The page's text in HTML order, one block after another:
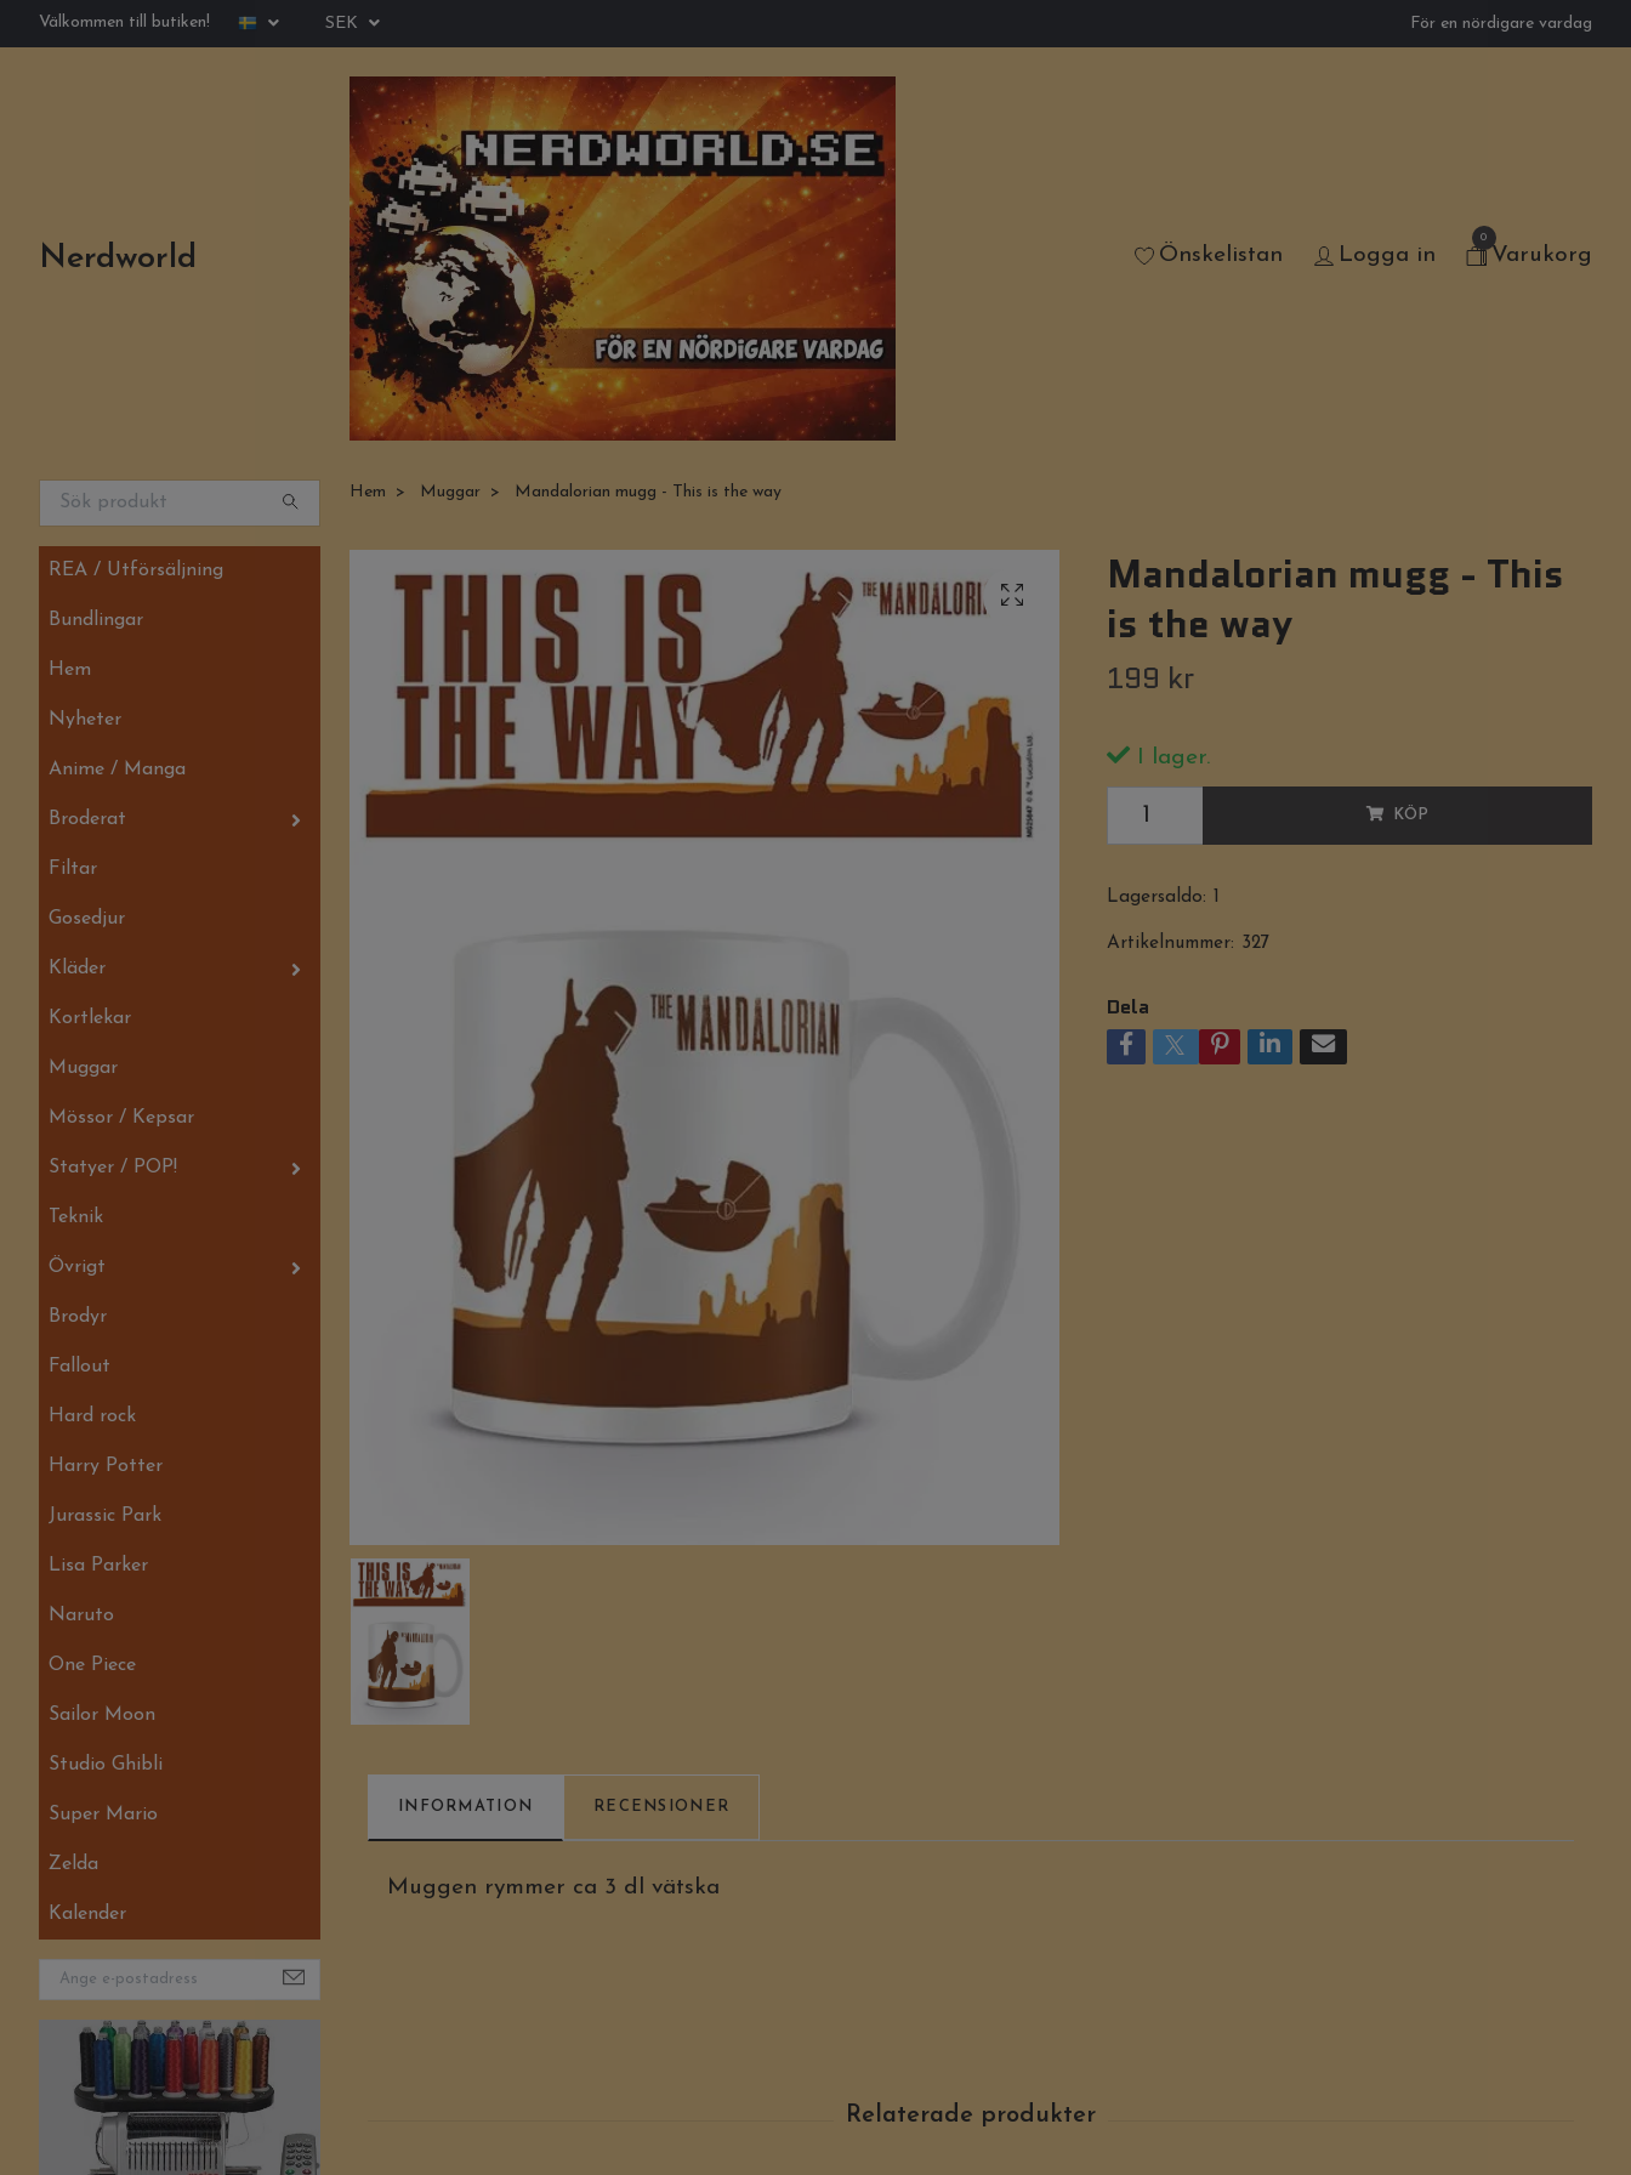
Välkommen till butiken! SEK För en nördigare vardag
Nerdworld Önskelistan Logga in
0
Varukorg
REA / Utförsäljning
Bundlingar
Hem
Nyheter
Anime / Manga
Broderat
Filtar
Gosedjur
Kläder
Kortlekar
Muggar
Mössor / Kepsar
Statyer / POP!
Teknik
Övrigt
Brodyr
Fallout
Hard rock
Harry Potter
Jurassic Park
Lisa Parker
Naruto
One Piece
Sailor Moon
Studio Ghibli
Super Mario
Zelda
Kalender
Hem Muggar Mandalorian mugg - This is the way
Mandalorian mugg - This
is the way
199 kr
I lager.
KÖP
Lagersaldo:
Artikelnummer: 327
Dela
INFORMATION RECENSIONER
Muggen rymmer ca 3 dl vätska